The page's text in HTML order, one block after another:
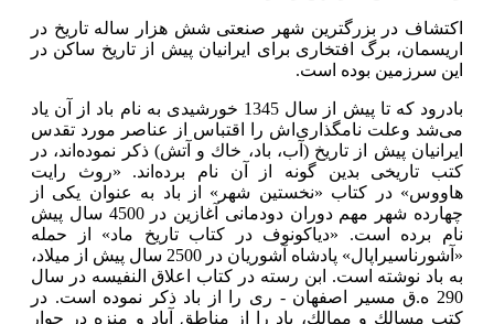
اكتشاف در بزرگترین شهر صنعتی شش هزار ساله تاریخ در
اریسمان، برگ افتخاری برای ایرانیان پیش از تاریخ ساكن در
این سرزمین بوده است.
بادرود كه تا پیش از سال 1345 خورشیدی به نام باد از آن یاد
می‌شد وعلت نامگذاری‌اش را اقتباس از عناصر مورد تقدس
ایرانیان پیش از تاریخ (آب، باد، خاك و آتش) ذكر نموده‌اند، در
كتب تاریخی بدین گونه از آن نام برده‌اند. «روث رایت
هاووس» در كتاب «نخستین شهر» از باد به عنوان یكی از
چهارده شهر مهم دوران دودمانی آغازین در 4500 سال پیش
نام برده است. «دیاكونوف در كتاب تاریخ ماد» از حمله
«آشورناسیراپال» پادشاه آشوریان در 2500 سال پیش از میلاد،
به باد نوشته است. ابن رسته در كتاب اعلاق النفیسه در سال
290 ه.ق مسیر اصفهان - ری را از باد ذكر نموده است. در
كتب مسالك و ممالك، باد را از مناطق آباد و منزه در جوار